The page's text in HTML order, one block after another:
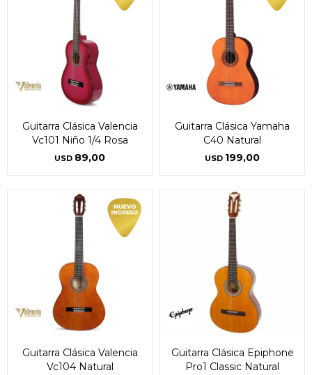
Guitarra Clásica Valencia
Vc101 Niño 1/4 Rosa
USD 89,00
Guitarra Clásica Yamaha
C40 Natural
USD 199,00
Guitarra Clásica Valencia
Vc104 Natural
Guitarra Clásica Epiphone
Pro1 Classic Natural